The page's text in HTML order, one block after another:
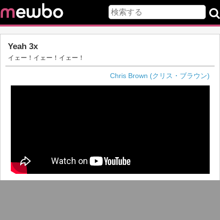
Yeah 3x
イェー！イェー！イェー！
Chris Brown (クリス・ブラウン)